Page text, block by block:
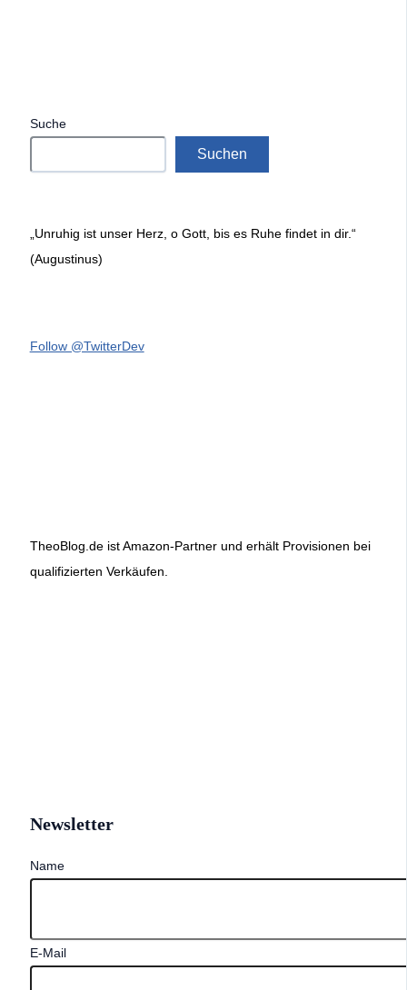
Suche
Suchen
„Unruhig ist unser Herz, o Gott, bis es Ruhe findet in dir.“
(Augustinus)
Follow @TwitterDev
TheoBlog.de ist Amazon-Partner und erhält Provisionen bei
qualifizierten Verkäufen.
Newsletter
Name
E-Mail